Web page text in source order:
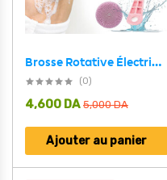
Brosse Rotative Électrique Rechargeable pour le Corps et la Douche – فرشاة تنظيف الجسم مقاومة للماء
(0)
5,000DA
4,600 DA
Ajouter au panier